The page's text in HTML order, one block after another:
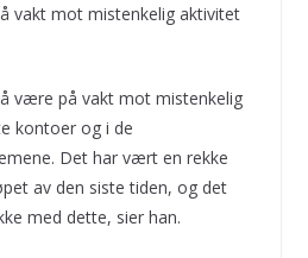
vakt mot mistenkelig aktivitet
være på vakt mot mistenkelig
kontoer og i de
Det har vært en rekke
av den siste tiden, og det
med dette, sier han.